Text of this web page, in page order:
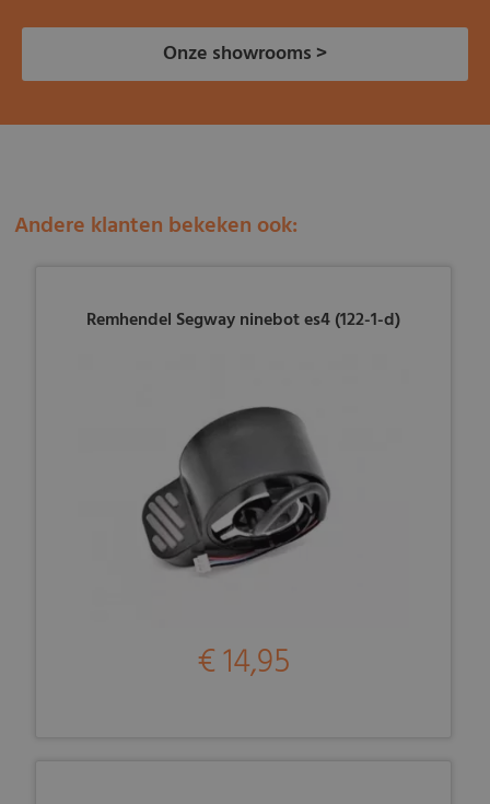
Onze showrooms >
Andere klanten bekeken ook:
Remhendel Segway ninebot es4 (122-1-d)
€ 14,95